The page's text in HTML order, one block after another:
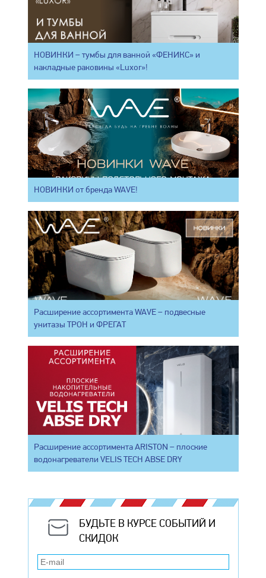
НОВИНКИ – тумбы для ванной «ФЕНИКС» и
накладные раковины «Luxor»!
НОВИНКИ от бренда WAVE!
Расширение ассортимента WAVE – подвесные
унитазы ТРОН и ФРЕГАТ
Расширение ассортимента ARISTON – плоские
водонагреватели VELIS TECH ABSE DRY
БУДЬТЕ В КУРСЕ СОБЫТИЙ И
СКИДОК